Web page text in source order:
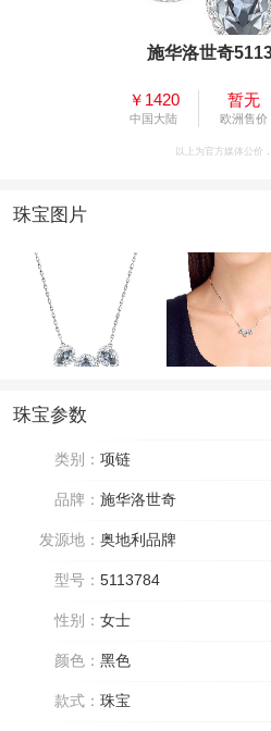
施华洛世奇
￥1420
中国大陆
暂无
欧洲售价
以上为官方媒体公价
珠宝图片
珠宝参数
类别： 项链
品牌： 施华洛世奇
发源地： 奥地利品牌
型号： 5113784
性别： 女士
颜色： 黑色
款式： 珠宝